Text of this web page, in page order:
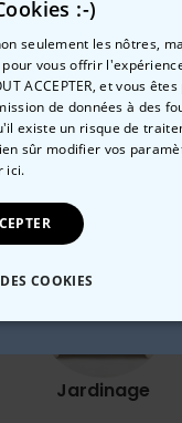
29,99 CHF
Jardinage
:-)
seulement les nôtres,
vous offrir
ACCEPTER, et vous
de données à des
existe un risque de
sûr modifier vos
ici.
COOKIES
de
!